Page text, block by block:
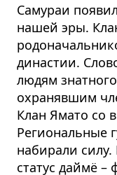
Самураи
нашей эры.
династии.
людям
охранявшим
Клан Ямато со
Региональные
набирали
статус даймё –